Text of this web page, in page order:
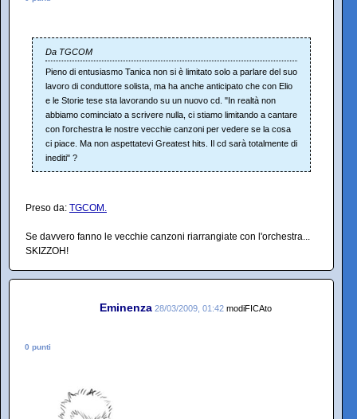
Da TGCOM
Pieno di entusiasmo Tanica non si è limitato solo a parlare del suo
lavoro di conduttore solista, ma ha anche anticipato che con Elio
e le Storie tese sta lavorando su un nuovo cd. "In realtà non
abbiamo cominciato a scrivere nulla, ci stiamo limitando a cantare
con l'orchestra le nostre vecchie canzoni per vedere se la cosa
ci piace. Ma non aspettatevi Greatest hits. Il cd sarà totalmente di
inediti" ?
Preso da: TGCOM.
Se davvero fanno le vecchie canzoni riarrangiate con l'orchestra...
SKIZZOH!
Eminenza 28/03/2009, 01:42 modiFICAto
0 punti